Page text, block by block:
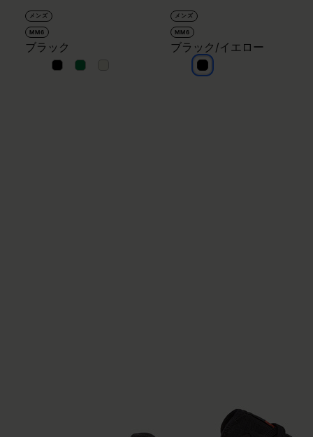
メンズ
MM6
ブラック
ブラックブラック
メンズ
MM6
ブラック/イエロー
ブラック/イエロー